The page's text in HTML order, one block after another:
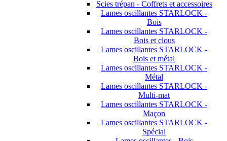
Scies trépan - Coffrets et accessoires
Lames oscillantes STARLOCK -
Bois
Lames oscillantes STARLOCK -
Bois et clous
Lames oscillantes STARLOCK -
Bois et métal
Lames oscillantes STARLOCK -
Métal
Lames oscillantes STARLOCK -
Multi-mat
Lames oscillantes STARLOCK -
Maçon
Lames oscillantes STARLOCK -
Spécial